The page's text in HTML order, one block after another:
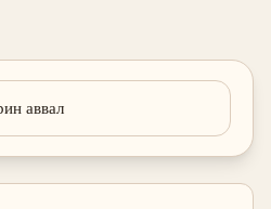
аввал